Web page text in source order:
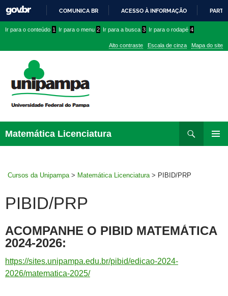
PARA
CONTEÚDO
COMUNICA BR ACESSO À INFORMAÇÃO
conteúdo
menu
superior
menu
Ir para o conteúdo 1 Ir para o menu 2 Ir para a busca 3 Ir para o rodapé 4
Alto contraste Escala de cinza Mapa do site
Matemática Licenciatura
para
Cursos da Unipampa > Matemática Licenciatura > PIBID/PRP
PIBID/PRP
ACOMPANHE O PIBID MATEMÁTICA
2024-2026:
https://sites.unipampa.edu.br/pibid/edicao-2024-
2026/matematica-2025/